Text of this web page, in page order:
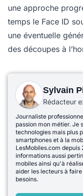
une approche
temps le Face ID
une éventuelle
des découpes à
Sylvain
Rédacteur
Journaliste
passion mon métier. Je
technologies mais plus
smartphones et à la
LesMobiles.com
informations aussi
mobiles ainsi qu'à
aider les lecteurs à
besoins.